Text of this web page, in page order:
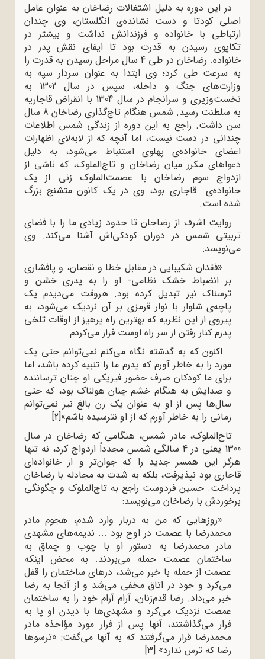
در این دوره به دلیل اشتغالات رضاخان به عنوان عامل
اصلی کودتا و دست نشانده‌ی انگلستان، وی چندان
ارتباطی با خانواده و فرزندانش نداشت و بیشتر در
تکاپوی رسیدن به قدرت بود تا ایفای نقش پدر در
خانواده. رضاخان در طی 4 سال مراحل رسیدن به قدرت را
به سرعت طی کرد؛ وی ابتدا به عنوان سردار سپه به
وزارت‌های جنگ و داخله، سپس در سال 1302 به
نخست‌وزیری و سرانجام در سال 1304 با انقراض قاجاریه
به سلطنت رسید. شمس هنگام تاج‌گذاری رضاخان 8 سال
سن داشت. راجع به این دوره از زندگی شمس اطلاعات
چندانی در دست نیست، اما آنچه که از لابه‌لای اظهارات
اعضای خانواده‌ی پهلوی استنباط می‌شود، به دلیل
دعواهای مکرر میان رضاخان و تاج‌الملوک، که ناشی از
ازدواج سوم رضاخان با عصمت‌الملوک زنی از یک
خانواده‌ی قاجاری بود، وی در یک کانون متشنج بزرگ
شده است.
روایت اشرف از رضاخان تا حدود زیادی ما را با فضای
تربیتی شمس در دوران کودکی‌اش آشنا می‌کند. وی
می‌نویسد:
«فقدان شکیبایی در مقابل خطا و نقصان، و پافشاری
بر انضباط خشک نظامی- او را به پدری خشن و
ترسناک نیز تبدیل کرده بود. هروقت می‌دیدم یک
پاچه‌ی شلوار با نوار قرمزی بر آن نزدیک می‌شود، به
پیروی از این نظریه که بهترین راه پرهیز از اوقات تلخی
پدرم کنار رفتن از سر راه اوست فرار می‌کردم
اکنون که به گذشته نگاه می‌کنم نمی‌توانم حتی یک
مورد را به خاطر آورم که پدرم ما را تنبیه کرده باشد، اما
برای ما کودکان صرف حضور فیزیکی او چنان ترساننده
و صدایش به هنگام خشم چنان هولناک بود، که حتی
سال‌ها پس از او به عنوان یک زن بالغ نیز نمی‌توانم
زمانی را به خاطر آورم که از او نترسیده باشم»[2]
تاج‌الملوک، مادر شمس، هنگامی که رضاخان در سال
1300 یعنی در 4 سالگی شمس مجدداً ازدواج کرد، نه تنها
هرگز این همسر جدید را که جوان‌تر و از خانواده‌ای
قاجاری بود نپذیرفت، بلکه به شدت به مجادله با رضاخان
پرداخت. حسین فردوست راجع به تاج‌الملوک و چگونگی
برخوردش با رضاخان می‌نویسد:
«روزهایی که من به دربار وارد شدم، هجوم مادر
محمدرضا با عصمت در اوج بود ... ندیمه‌های مشهدی
مادر محمدرضا به دستور او با چوب و چماق به
ساختمان عصمت حمله می‌بردند. به محض اینکه
عصمت از حمله با خبر می‌شد، درهای ساختمان را قفل
می‌کرد و خود در اتاق مخفی می‌‌شد و از آنجا به رضا
خبر می‌داد. رضا قدم‌زنان، آرام آرام خود را به ساختمان
عمصت نزدیک می‌کرد و مشهدی‌ها با دیدن او پا به
فرار می‌گذاشتند، آنها پس از فرار مورد مؤاخذه مادر
محمدرضا قرار می‌گرفتند که به آنها می‌گفت: «ترسوها
رضا که ترس ندارد» [3]